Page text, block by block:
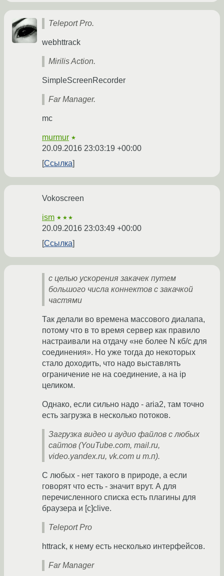
Teleport Pro.
webhttrack
Mirilis Action.
SimpleScreenRecorder
Far Manager.
mc
murmur ★
20.09.2016 23:03:19 +00:00
Ссылка
Vokoscreen
ism ★★★
20.09.2016 23:03:49 +00:00
Ссылка
с целью ускорения закачек путем
большого числа коннектов с закачкой
частями
Так делали во времена массового диалапа,
потому что в то время сервер как правило
настраивали на отдачу «не более N кб/с для
соединения». Но уже тогда до некоторых
стало доходить, что надо выставлять
ограничение не на соединение, а на ip
целиком.
Однако, если сильно надо - aria2, там точно
есть загрузка в несколько потоков.
Загрузка видео и аудио файлов с любых
сайтов (YouTube.com, mail.ru,
video.yandex.ru, vk.com и т.п).
С любых - нет такого в природе, а если
говорят что есть - значит врут. А для
перечисленного списка есть плагины для
браузера и [c]clive.
Teleport Pro
httrack, к нему есть несколько интерфейсов.
Far Manager